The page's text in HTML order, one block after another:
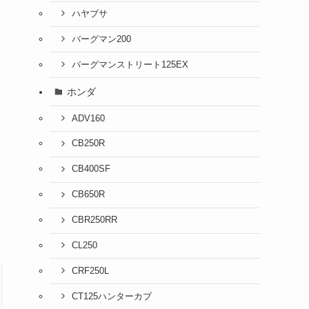
ハヤブサ
バーグマン200
バーグマンストリート125EX
ホンダ
ADV160
CB250R
CB400SF
CB650R
CBR250RR
CL250
CRF250L
CT125ハンターカブ